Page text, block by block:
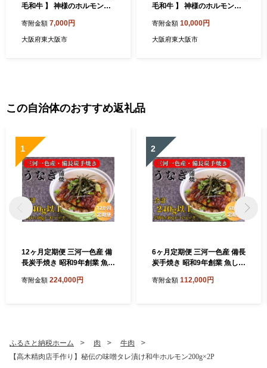
毛和牛 】 神様のホルモンミ
（味噌だれ1p）
寄附金額 7,000円
大阪府東大阪市
毛和牛 】 神様のホルモンミ
（味噌だれ2p）
寄附金額 10,000円
大阪府東大阪市
この自治体のおすすめ返礼品
1
12ヶ月定期便 三河一色産 備
長炭手焼き 昭和9年創業 魚し
切れ×6パック
寄附金額 224,000円
2
6ヶ月定期便 三河一色産 備長
炭手焼き 昭和9年創業 魚しげ
れ×6パック
寄附金額 112,000円
ふるさと納税ホーム 肉
牛肉
【高木精肉店手作り】秘伝の味噌タレ漬け和牛ホルモン200g×2P